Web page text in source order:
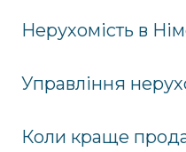
Нерухомість в
Управління
Коли краще